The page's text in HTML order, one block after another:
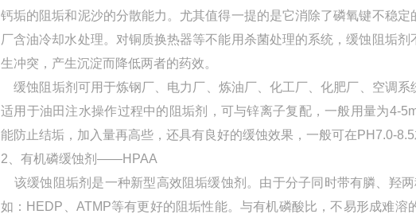
钙垢的阻垢和泥沙的分散能力。尤其值得一提的是它消除了磷氧键不稳
厂含油冷却水处理。对铜质换热器等不能用杀菌处理的系统，缓蚀阻垢
生冲突，产生沉淀而降低两者的药效。
缓蚀阻垢剂可用于炼钢厂、电力厂、炼油厂、化工厂、化肥厂、空调
适用于油田注水操作过程中的阻垢剂，可与锌离子复配，一般用量为4-
能防止结垢，加入量再高些，还具有良好的缓蚀效果，一般可在PH7.0-8.5
2、有机磷缓蚀剂——HPAA
该缓蚀阻垢剂是一种新型高效阻垢缓蚀剂。由于分子同时带有膦、羟
如：HEDP、ATMP等有更好的阻垢性能。与有机磷酸比，不易形成难